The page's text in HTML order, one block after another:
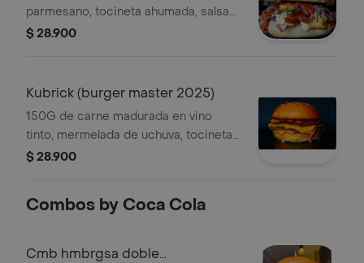
parmesano, tocineta ahumada, salsa
balsámica y romero, todo en pan
$ 28.900
Kubrick (burger master 2025)
150G de carne madurada en vino
tinto, mermelada de uchuva, tocineta
ahumada,pepinillos, crocantes de
$ 28.900
Combos by Coca Cola
Cmb hmbrgsa doble